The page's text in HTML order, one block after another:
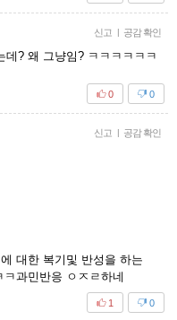
신고 | 공감 확인
? 왜 그냥임? ㅋㅋㅋㅋㅋㅋ
0
0
신고 | 공감 확인
대한 복기및 반성을 하는
과민반응 ㅇㅈㄹ하네
0
1